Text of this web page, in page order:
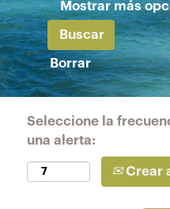
Mostrar más
Borrar
Seleccione la
una alerta:
Crear